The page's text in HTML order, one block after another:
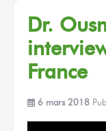
Dr.
France
6 mars 2018